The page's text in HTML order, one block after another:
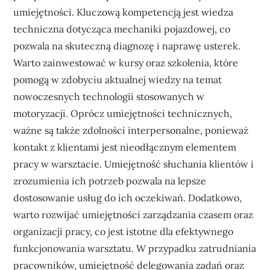
umiejętności. Kluczową kompetencją jest wiedza
techniczna dotycząca mechaniki pojazdowej, co
pozwala na skuteczną diagnozę i naprawę usterek.
Warto zainwestować w kursy oraz szkolenia, które
pomogą w zdobyciu aktualnej wiedzy na temat
nowoczesnych technologii stosowanych w
motoryzacji. Oprócz umiejętności technicznych,
ważne są także zdolności interpersonalne, ponieważ
kontakt z klientami jest nieodłącznym elementem
pracy w warsztacie. Umiejętność słuchania klientów i
zrozumienia ich potrzeb pozwala na lepsze
dostosowanie usług do ich oczekiwań. Dodatkowo,
warto rozwijać umiejętności zarządzania czasem oraz
organizacji pracy, co jest istotne dla efektywnego
funkcjonowania warsztatu. W przypadku zatrudniania
pracowników, umiejętność delegowania zadań oraz